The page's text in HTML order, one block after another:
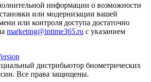
информации о возможности
или модернизации вашей
или контроля доступа достаточно
marketing@intime365.ru с указанием
дистрибьютор биометрических
Все права защищены.